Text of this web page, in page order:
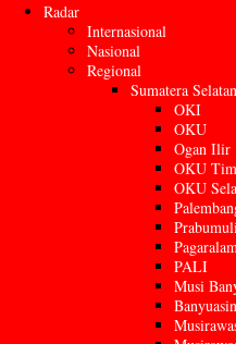
Radar
Internasional
Nasional
Regional
Sumatera Selatan
OKI
OKU
Ogan Ilir
OKU
OKU
PALI
Musi
Banyuasin